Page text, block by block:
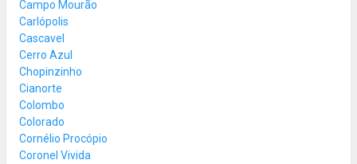
Campo Mourão
Carlópolis
Cascavel
Cerro Azul
Chopinzinho
Cianorte
Colombo
Colorado
Cornélio Procópio
Coronel Vivida